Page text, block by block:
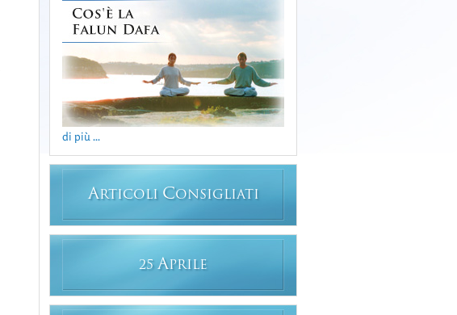
di più ...
ARTICOLI CONSIGLIATI
25 APRILE